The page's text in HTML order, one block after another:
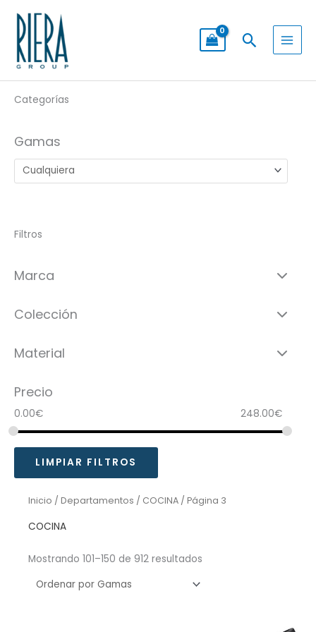
contenido
Buscar
Categorías
Gamas
Filtros
Marca
Colección
Material
Precio
0.00€ 248.00€
LIMPIAR FILTROS
Inicio / Departamentos / COCINA / Página 3
COCINA
Mostrando 101–150 de 912 resultados